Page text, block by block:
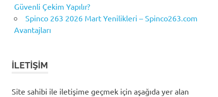
Güvenli Çekim Yapılır?
Spinco 263 2026 Mart Yenilikleri – Spinco263.com
Avantajları
İLETIŞIM
Site sahibi ile iletişime geçmek için aşağıda yer alan